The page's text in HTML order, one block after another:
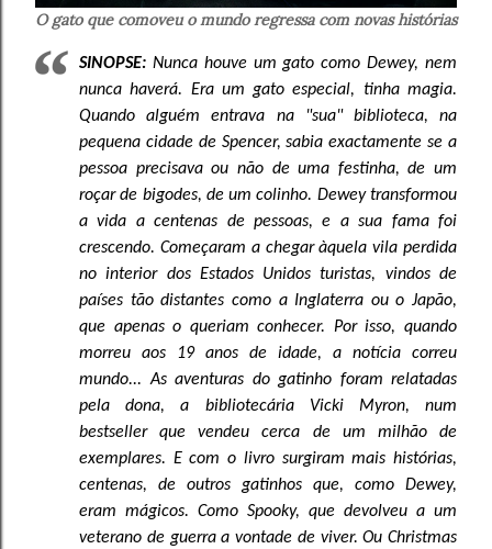
O gato que comoveu o mundo regressa com novas histórias
SINOPSE: Nunca houve um gato como Dewey, nem
nunca haverá. Era um gato especial, tinha magia.
Quando alguém entrava na "sua" biblioteca, na
pequena cidade de Spencer, sabia exactamente se a
pessoa precisava ou não de uma festinha, de um
roçar de bigodes, de um colinho. Dewey transformou
a vida a centenas de pessoas, e a sua fama foi
crescendo. Começaram a chegar àquela vila perdida
no interior dos Estados Unidos turistas, vindos de
países tão distantes como a Inglaterra ou o Japão,
que apenas o queriam conhecer. Por isso, quando
morreu aos 19 anos de idade, a notícia correu
mundo... As aventuras do gatinho foram relatadas
pela dona, a bibliotecária Vicki Myron, num
bestseller que vendeu cerca de um milhão de
exemplares. E com o livro surgiram mais histórias,
centenas, de outros gatinhos que, como Dewey,
eram mágicos. Como Spooky, que devolveu a um
veterano de guerra a vontade de viver. Ou Christmas